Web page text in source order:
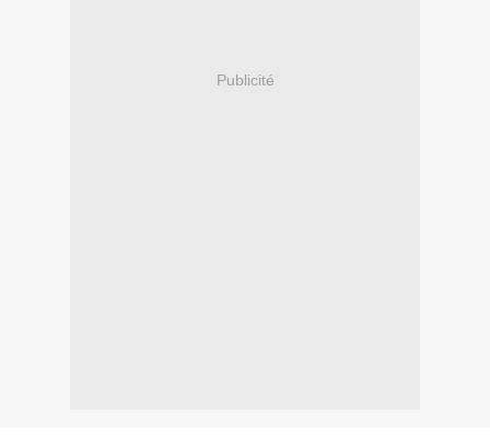
Publicité